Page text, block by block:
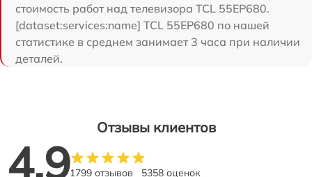
стоимость работ над телевизора TCL 55EP680.
[dataset:services:name] TCL 55EP680 по нашей
статистике в среднем занимает 3 часа при наличии
деталей.
Отзывы клиентов
4.91799 отзывов 5358 оценок